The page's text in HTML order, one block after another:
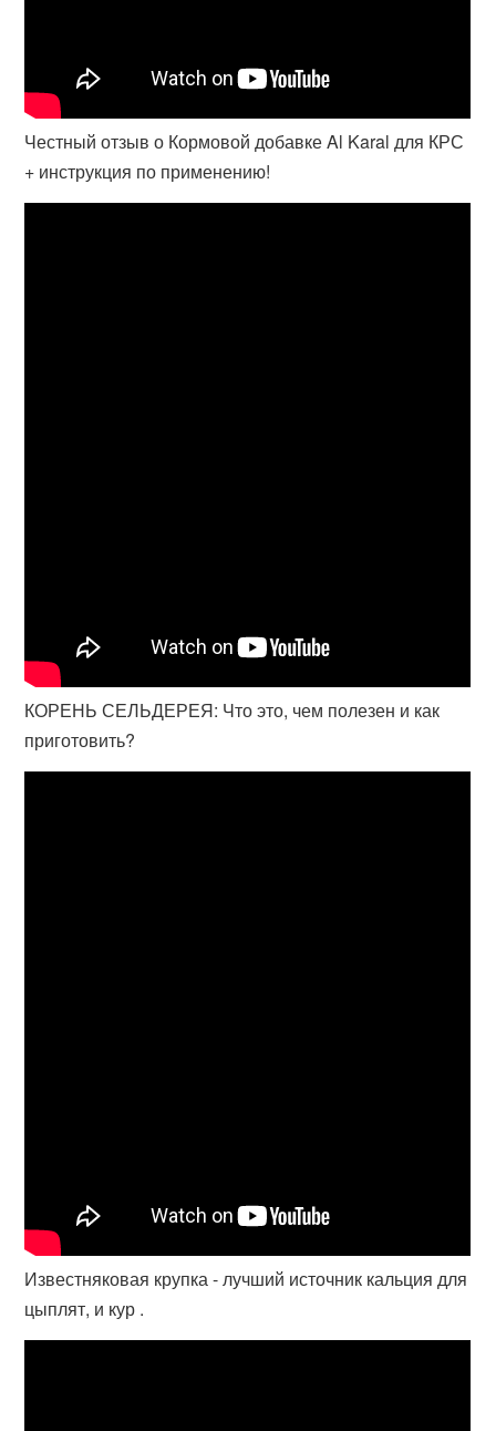
Честный отзыв о Кормовой добавке Al Karal для КРС
+ инструкция по применению!
КОРЕНЬ СЕЛЬДЕРЕЯ: Что это, чем полезен и как
приготовить?
Известняковая крупка - лучший источник кальция для
цыплят, и кур .